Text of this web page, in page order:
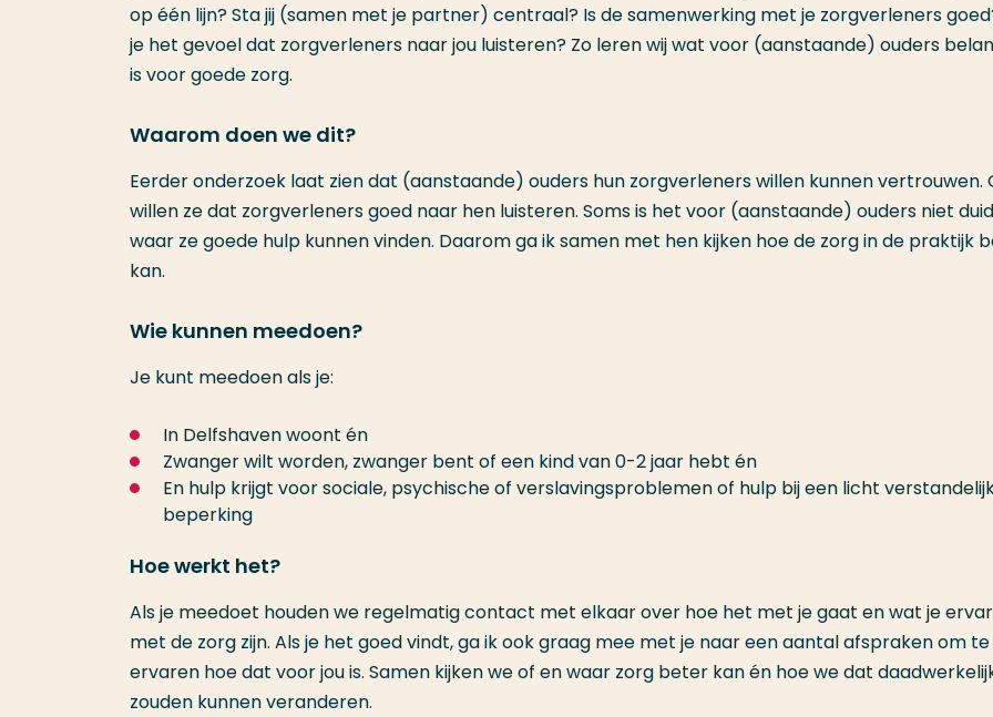
op één lijn? Sta jij (samen met je partner) centraal? Is de samenwerking met je zorgverleners
je het gevoel dat zorgverleners naar jou luisteren? Zo leren wij wat voor (aanstaande) ouders
is voor goede zorg.
Waarom doen we dit?
Eerder onderzoek laat zien dat (aanstaande) ouders hun zorgverleners willen kunnen vertrouwen.
willen ze dat zorgverleners goed naar hen luisteren. Soms is het voor (aanstaande) ouders niet
waar ze goede hulp kunnen vinden. Daarom ga ik samen met hen kijken hoe de zorg in de praktijk
kan.
Wie kunnen meedoen?
Je kunt meedoen als je:
In Delfshaven woont én
Zwanger wilt worden, zwanger bent of een kind van 0-2 jaar hebt én
En hulp krijgt voor sociale, psychische of verslavingsproblemen of hulp bij een licht
beperking
Hoe werkt het?
Als je meedoet houden we regelmatig contact met elkaar over hoe het met je gaat en wat je
met de zorg zijn. Als je het goed vindt, ga ik ook graag mee met je naar een aantal afspraken om te
ervaren hoe dat voor jou is. Samen kijken we of en waar zorg beter kan én hoe we dat
zouden kunnen veranderen.